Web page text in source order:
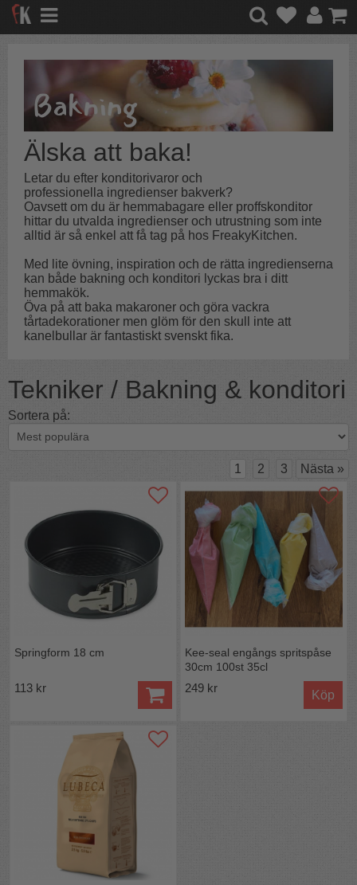
Älska att baka!
Letar du efter konditorivaror och
professionella ingredienser bakverk?
Oavsett om du är hemmabagare eller proffskonditor
hittar du utvalda ingredienser och utrustning som inte
alltid är så enkel att få tag på hos FreakyKitchen.
Med lite övning, inspiration och de rätta ingredienserna
kan både bakning och konditori lyckas bra i ditt
hemmakök.
Öva på att baka makaroner och göra vackra
tårtadekorationer men glöm för den skull inte att
kanelbullar är fantastiskt svenskt fika.
Tekniker / Bakning & konditori
Sortera på:
1 2 3 Nästa »
Springform 18 cm
113 kr
Kee-seal engångs spritspåse
30cm 100st 35cl
249 kr
Köp